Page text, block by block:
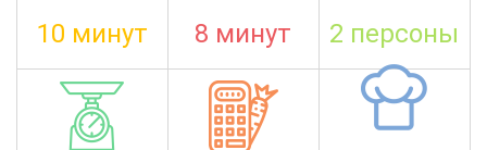
10 минут 8 минут 2 персоны